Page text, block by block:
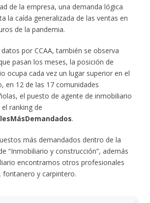
de la empresa, una demanda lógica
la caída generalizada de las ventas en
de la pandemia.
por CCAA, también se observa
pasan los meses, la posición de
ocupa cada vez un lugar superior en el
en 12 de las 17 comunidades
el puesto de agente de inmobiliario
ranking de
.
más demandados dentro de la
“Inmobiliario y construcción”, además
encontramos otros profesionales
y carpintero.